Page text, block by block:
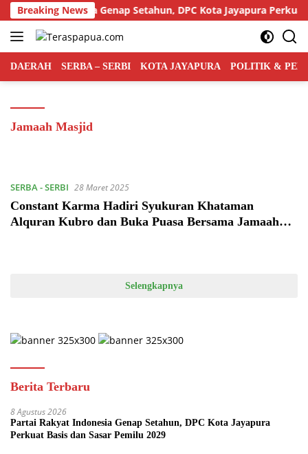
Langsung
ke
konten
Breaking News
Indonesia Genap Setahun, DPC Kota Jayapura Perkuat
DAERAH SERBA – SERBI KOTA JAYAPURA POLITIK &
Jamaah Masjid
SERBA - SERBI 28 Maret 2025
Constant Karma Hadiri Syukuran Khataman
Alquran Kubro dan Buka Puasa Bersama Jamaah
Selengkapnya
Berita Terbaru
8 Agustus 2026
Partai Rakyat Indonesia Genap Setahun, DPC Kota Jayapura
Perkuat Basis dan Sasar Pemilu 2029